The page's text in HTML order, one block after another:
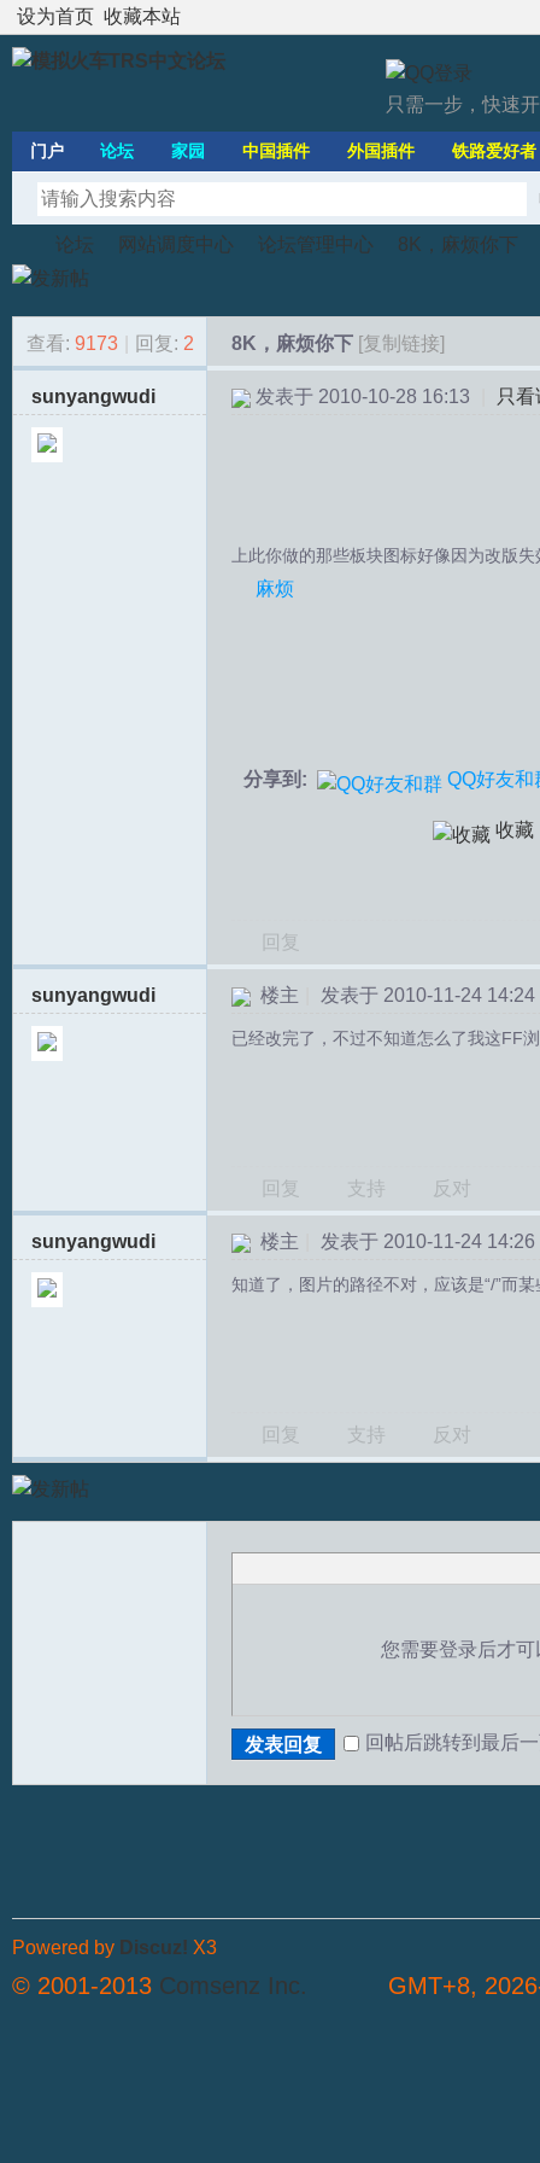
设为首页 收藏本站
只需一步，快速
门户 论坛 家园 中国插件 外国插件 铁路爱好者
模»
论坛
›
网站调度中心
›
论坛管理中心
›
8K，麻烦你下
查看: 9173 回复: 2 8K，麻烦你下 [复制链接]
sunyangwudi 发表于 2010-10-28 16:13 只
上此你做的那些板块图标好像因为改版
麻烦
分享到: QQ好友和
收藏
回复
sunyangwudi 楼主 发表于 2010-11-24 14:24
已经改完了，不过不知道怎么了我这FF
回复 支持 反对
sunyangwudi 楼主 发表于 2010-11-24 14:26
知道了，图片的路径不对，应该是“/”而
回复 支持 反对
您需要登录后才
发表回复 回帖后跳转到最后
GMT+8,
Powered by Discuz! X3
© 2001-2013 Comsenz Inc.